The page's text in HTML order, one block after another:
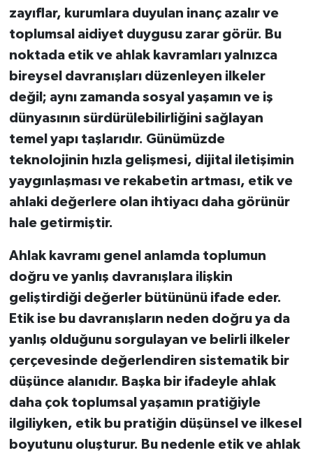
zayıflar, kurumlara duyulan inanç azalır ve
toplumsal aidiyet duygusu zarar görür. Bu
noktada etik ve ahlak kavramları yalnızca
bireysel davranışları düzenleyen ilkeler
değil; aynı zamanda sosyal yaşamın ve iş
dünyasının sürdürülebilirliğini sağlayan
temel yapı taşlarıdır. Günümüzde
teknolojinin hızla gelişmesi, dijital iletişimin
yaygınlaşması ve rekabetin artması, etik ve
ahlaki değerlere olan ihtiyacı daha görünür
hale getirmiştir.
Ahlak kavramı genel anlamda toplumun
doğru ve yanlış davranışlara ilişkin
geliştirdiği değerler bütününü ifade eder.
Etik ise bu davranışların neden doğru ya da
yanlış olduğunu sorgulayan ve belirli ilkeler
çerçevesinde değerlendiren sistematik bir
düşünce alanıdır. Başka bir ifadeyle ahlak
daha çok toplumsal yaşamın pratiğiyle
ilgiliyken, etik bu pratiğin düşünsel ve ilkesel
boyutunu oluşturur. Bu nedenle etik ve ahlak
SPOR
TEKNOLOJİ
TİCARET
YAŞAM